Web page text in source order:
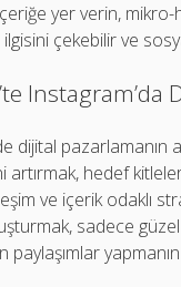
yer verin,
çekebilir ve
Instagram’da
dijital pazarlamanın
artırmak, hedef
ve içerik odaklı
sadece
yapmanın